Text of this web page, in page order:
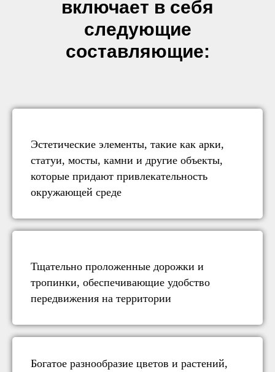
включает в себя
следующие
составляющие:
Эстетические элементы, такие как арки,
статуи, мосты, камни и другие объекты,
которые придают привлекательность
окружающей среде
Тщательно проложенные дорожки и
тропинки, обеспечивающие удобство
передвижения на территории
Богатое разнообразие цветов и растений,